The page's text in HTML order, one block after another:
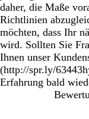
daher, die Maße
Richtlinien
möchten, dass Ihr
wird. Sollten Sie
Ihnen unser
(http://spr.ly/
Erfahrung bald